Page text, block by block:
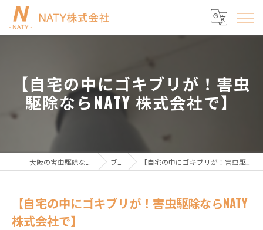
【自宅の中にゴキブリが！害虫
駆除ならNATY 株式会社で】
ブログ 【自宅の中にゴキブリが！害虫駆除ならNATY 株式会社で】
【自宅の中にゴキブリが！害虫駆除ならNATY
株式会社で】